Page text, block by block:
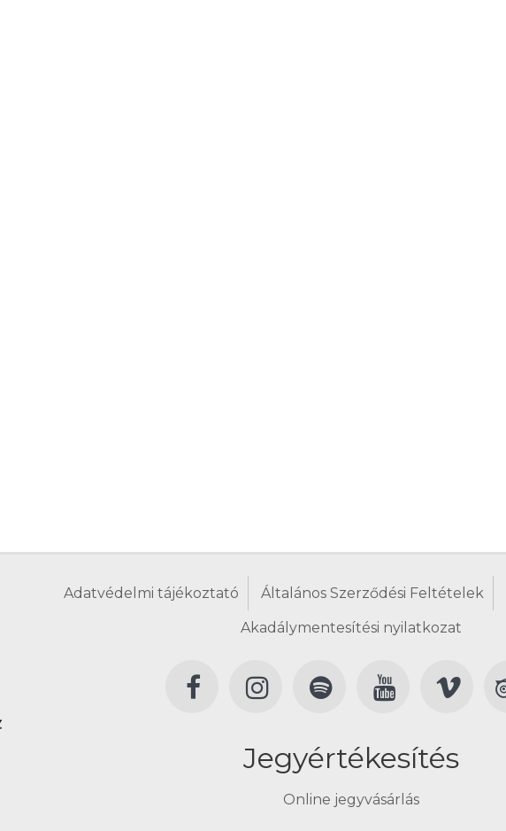
Adatvédelmi tájékoztató Általános Szerződési Feltételek
Akadálymentesítési nyilatkozat
Jegyértékesítés
Online jegyvásárlás